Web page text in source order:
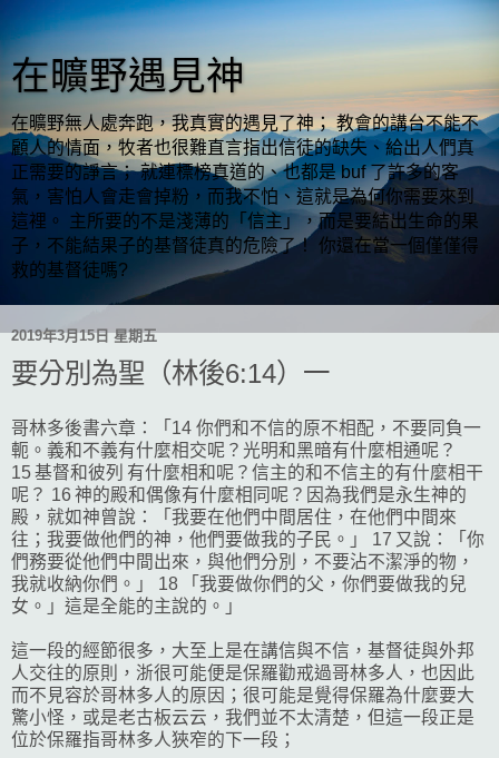
在曠野遇見神
在曠野無人處奔跑，我真實的遇見了神； 教會的講台不能不
顧人的情面，牧者也很難直言指出信徒的缺失、給出人們真
正需要的諍言； 就連標榜真道的、也都是 buf 了許多的客
氣，害怕人會走會掉粉，而我不怕、這就是為何你需要來到
這裡。 主所要的不是淺薄的「信主」，而是要結出生命的果
子，不能結果子的基督徒真的危險了！ 你還在當一個僅僅得
救的基督徒嗎?
2019年3月15日 星期五
要分別為聖（林後6:14）一
哥林多後書六章：「14 你們和不信的原不相配，不要同負一
軛。義和不義有什麼相交呢？光明和黑暗有什麼相通呢？
15 基督和彼列 有什麼相和呢？信主的和不信主的有什麼相干
呢？ 16 神的殿和偶像有什麼相同呢？因為我們是永生神的
殿，就如神曾說：「我要在他們中間居住，在他們中間來
往；我要做他們的神，他們要做我的子民。」 17 又說：「你
們務要從他們中間出來，與他們分別，不要沾不潔淨的物，
我就收納你們。」 18 「我要做你們的父，你們要做我的兒
女。」這是全能的主說的。」
這一段的經節很多，大至上是在講信與不信，基督徒與外邦
人交往的原則，浙很可能便是保羅勸戒過哥林多人，也因此
而不見容於哥林多人的原因；很可能是覺得保羅為什麼要大
驚小怪，或是老古板云云，我們並不太清楚，但這一段正是
位於保羅指哥林多人狹窄的下一段；